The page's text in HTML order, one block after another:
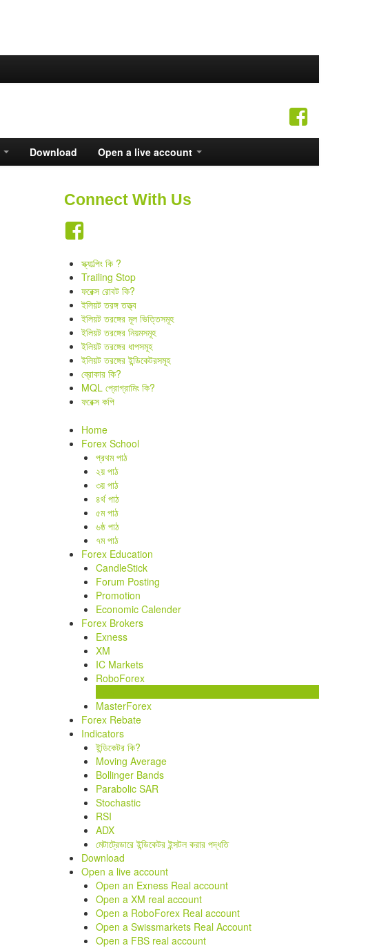
Download Open a live account
Connect With Us
স্ক্যাল্পিং কি ?
Trailing Stop
ফরেক্স রোবট কি?
ইলিয়ট তরঙ্গ তত্ত্ব
ইলিয়ট তরঙ্গের মূল ভিত্তিসমূহ
ইলিয়ট তরঙ্গের নিয়মসমূহ
ইলিয়ট তরঙ্গের ধাপসমূহ
ইলিয়ট তরঙ্গের ইন্ডিকেটরসমূহ
ব্রোকার কি?
MQL প্রোগ্রামিং কি?
ফরেক্স কপি
Home
Forex School
প্রথম পাঠ
২য় পাঠ
৩য় পাঠ
৪র্থ পাঠ
৫ম পাঠ
৬ষ্ঠ পাঠ
৭ম পাঠ
Forex Education
CandleStick
Forum Posting
Promotion
Economic Calender
Forex Brokers
Exness
XM
IC Markets
RoboForex
MasterForex
Forex Rebate
Indicators
ইন্ডিকেটর কি?
Moving Average
Bollinger Bands
Parabolic SAR
Stochastic
RSI
ADX
মেটাট্রেডারে ইন্ডিকেটর ইন্সটল করার পদ্ধতি
Download
Open a live account
Open an Exness Real account
Open a XM real account
Open a RoboForex Real account
Open a Swissmarkets Real Account
Open a FBS real account